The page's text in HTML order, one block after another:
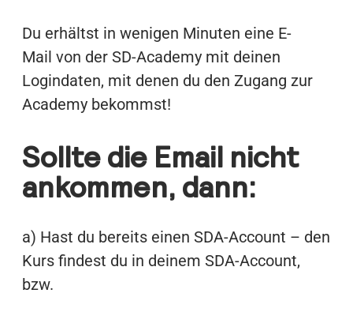
Du erhältst in wenigen Minuten eine E-
Mail von der SD-Academy mit deinen
Logindaten, mit denen du den Zugang zur
Academy bekommst!
Sollte die Email nicht
ankommen, dann:
a) Hast du bereits einen SDA-Account – den
Kurs findest du in deinem SDA-Account,
bzw.